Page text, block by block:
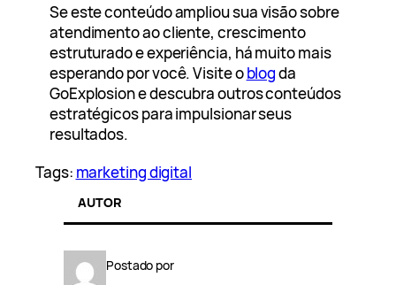
Se este conteúdo ampliou sua visão sobre
atendimento ao cliente, crescimento
estruturado e experiência, há muito mais
esperando por você. Visite oblogda
GoExplosion e descubra outros conteúdos
estratégicos para impulsionar seus
resultados.
Tags: marketing digital
AUTOR
Postado por